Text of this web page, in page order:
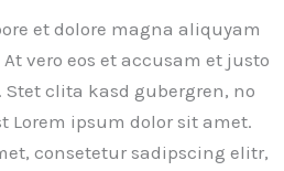
et dolore magna aliquyam
vero eos et accusam et justo
Stet clita kasd gubergren, no
Lorem ipsum dolor sit amet.
consetetur sadipscing elitr,